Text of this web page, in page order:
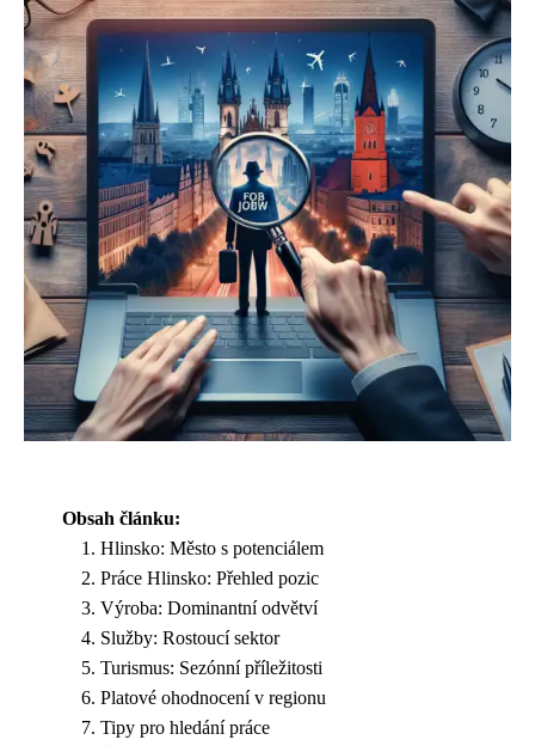
Obsah článku:
Hlinsko: Město s potenciálem
Práce Hlinsko: Přehled pozic
Výroba: Dominantní odvětví
Služby: Rostoucí sektor
Turismus: Sezónní příležitosti
Platové ohodnocení v regionu
Tipy pro hledání práce